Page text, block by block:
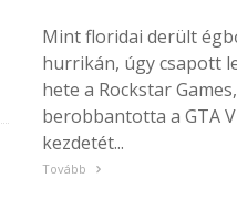
Mint floridai derült
hurrikán, úgy csapott
hete a Rockstar
berobbantotta a GTA
kezdetét...
Tovább